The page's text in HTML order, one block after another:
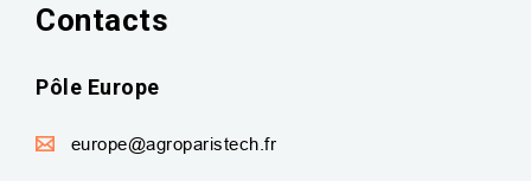
Contacts
Pôle Europe
europe@agroparistech.fr